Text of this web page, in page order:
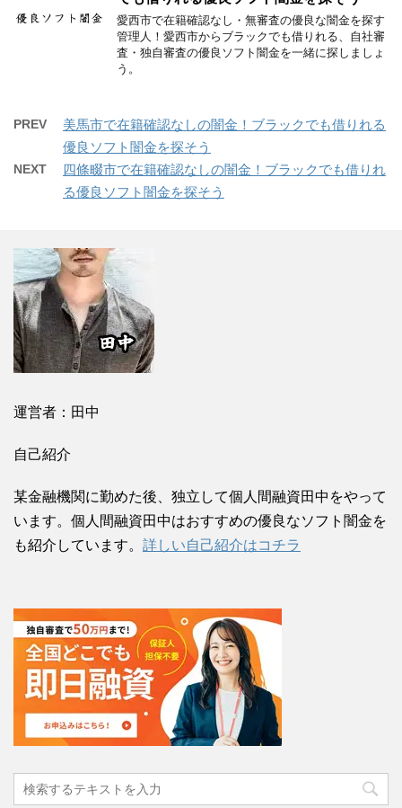
愛西市で在籍確認なし・無審査の優良な闇金を探す
管理人！愛西市からブラックでも借りれる、自社審
査・独自審査の優良ソフト闇金を一緒に探しましょ
う。
PREV
美馬市で在籍確認なしの闇金！ブラックでも借りれる
優良ソフト闇金を探そう
NEXT
四條畷市で在籍確認なしの闇金！ブラックでも借りれ
る優良ソフト闇金を探そう
運営者：田中
自己紹介
某金融機関に勤めた後、独立して個人間融資田中をやって
います。個人間融資田中はおすすめの優良なソフト闇金を
も紹介しています。 詳しい自己紹介はコチラ